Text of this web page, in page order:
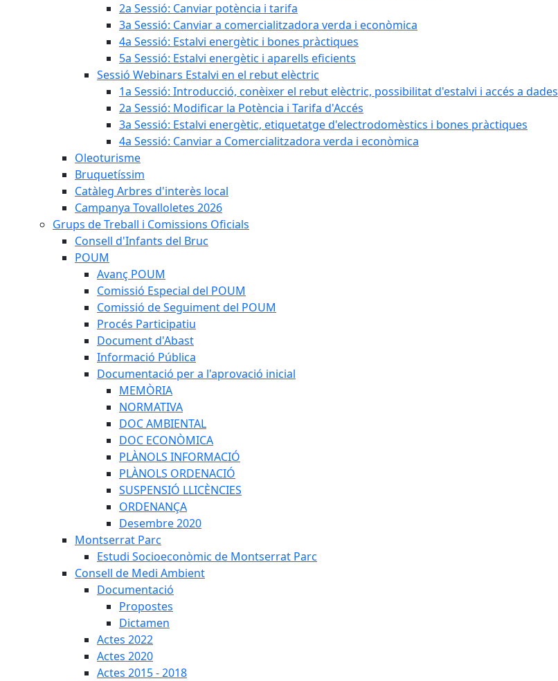
2a Sessió: Canviar potència i tarifa
3a Sessió: Canviar a comercialitzadora verda i econòmica
4a Sessió: Estalvi energètic i bones pràctiques
5a Sessió: Estalvi energètic i aparells eficients
Sessió Webinars Estalvi en el rebut elèctric
1a Sessió: Introducció, conèixer el rebut elèctric, possibilitat d'estalvi i accés a dades
2a Sessió: Modificar la Potència i Tarifa d'Accés
3a Sessió: Estalvi energètic, etiquetatge d'electrodomèstics i bones pràctiques
4a Sessió: Canviar a Comercialitzadora verda i econòmica
Oleoturisme
Bruquetíssim
Catàleg Arbres d'interès local
Campanya Tovalloletes 2026
Grups de Treball i Comissions Oficials
Consell d'Infants del Bruc
POUM
Avanç POUM
Comissió Especial del POUM
Comissió de Seguiment del POUM
Procés Participatiu
Document d'Abast
Informació Pública
Documentació per a l'aprovació inicial
MEMÒRIA
NORMATIVA
DOC AMBIENTAL
DOC ECONÒMICA
PLÀNOLS INFORMACIÓ
PLÀNOLS ORDENACIÓ
SUSPENSIÓ LLICÈNCIES
ORDENANÇA
Desembre 2020
Montserrat Parc
Estudi Socioeconòmic de Montserrat Parc
Consell de Medi Ambient
Documentació
Propostes
Dictamen
Actes 2022
Actes 2020
Actes 2015 - 2018